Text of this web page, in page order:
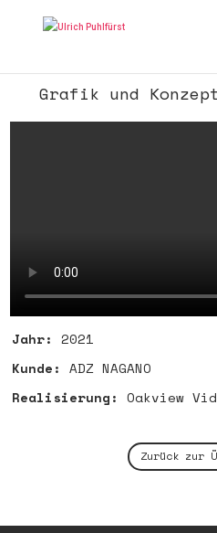
Grafik und
Jahr: 2021
Kunde: ADZ NAGANO
Realisierung: Oakview
Zurück zur